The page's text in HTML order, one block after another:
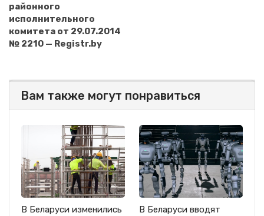
районного
исполнительного
комитета от 29.07.2014
№ 2210 — Registr.by
Вам также могут понравиться
В Беларуси изменились
В Беларуси вводят